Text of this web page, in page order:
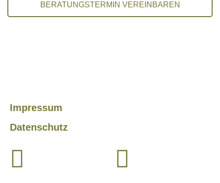
BERATUNGSTERMIN VEREINBAREN
Impressum
Datenschutz